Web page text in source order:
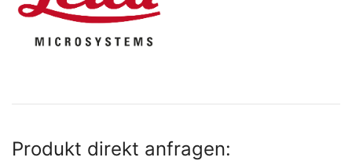
Produkt direkt anfragen: